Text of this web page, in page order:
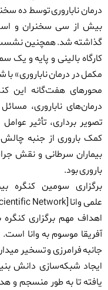
درمان ناباروری توسط ده
بیش از سی سخنران و
گذاشته شد.همچنین
کارگاه بالینی و پایه و یک
مکمل در درمان ناباروری»
محورهای هفت‌گانه این
درمان‌های ناباروری،
تصویر برداری، تأثیر
کمک باروری از جنبه
بیماران سرطانی و نقش
باروری بود.
برگزاری سومین کنگره
علمی وانا [
Network
اهداف مهم برگزاری کنگره
آفریقا موسوم به وانا است.
جانبه فرامرزی و تسخیر
ایجاد شبکه‌سازی دانش
یافته تا به طور منسجم و